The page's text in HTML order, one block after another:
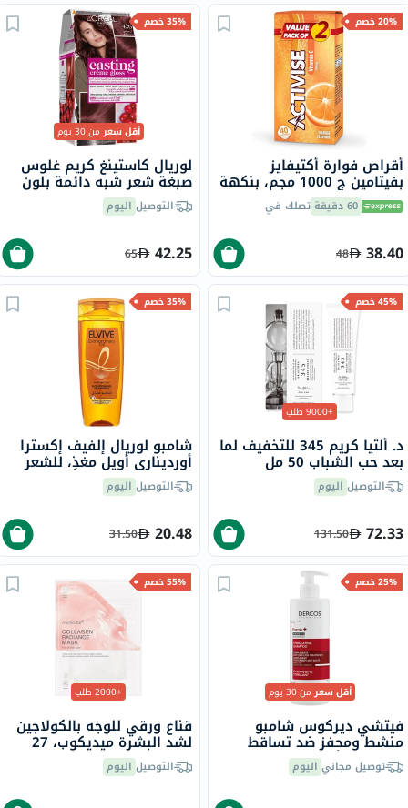
20% خصم
أقراص فوارة أكتيفايز
بفيتامين ج 1000 مجم، بنكهة
البرتقال - 20 قرص × 2
60 دقيقة تصلك في
38.40
48
35% خصم
أقل سعرمن 30 يوم
لوريال كاستينغ كريم غلوس
صبغة شعر شبه دائمة بلون
كستنائي 426
التوصيل اليوم
42.25
65
45% خصم
+9000 طلب
د. ألتيا كريم 345 للتخفيف لما
بعد حب الشباب 50 مل
التوصيل اليوم
72.33
131.50
35% خصم
شامبو لوريال إلفيف إكسترا
أورديناري أويل مغذٍ، للشعر
الجاف إلى شديد الجفاف، 200
ملالتوصيل اليوم
20.48
31.50
25% خصم
أقل سعرمن 30 يوم
فيتشي ديركوس شامبو
منشط ومحفز ضد تساقط
الشعر مع أمينيكسيل 400 مل
توصيل مجاني اليوم
55% خصم
+2000 طلب
قناع ورقي للوجه بالكولاجين
لشد البشرة ميديكوب، 27
جرامالتوصيل اليوم